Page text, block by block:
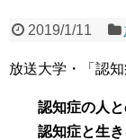
2019/1/11
放送大学・「認
認知症の人と
認知症と生き